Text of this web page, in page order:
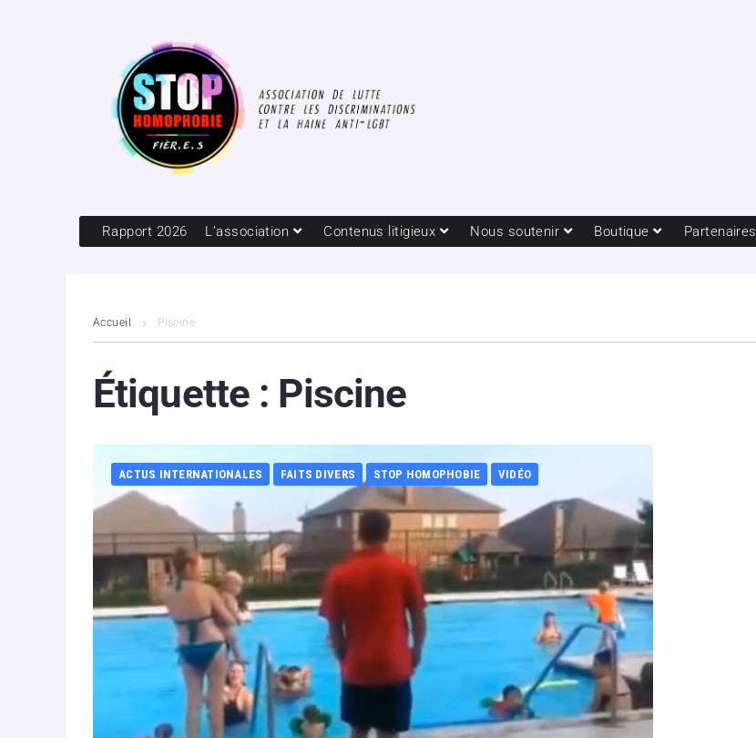
Rapport 2026 L’association Contenus litigieux Nous soutenir Boutique Partenaires
Accueil Piscine
Étiquette : Piscine
ACTUS INTERNATIONALES FAITS DIVERS STOP HOMOPHOBIE VIDÉO